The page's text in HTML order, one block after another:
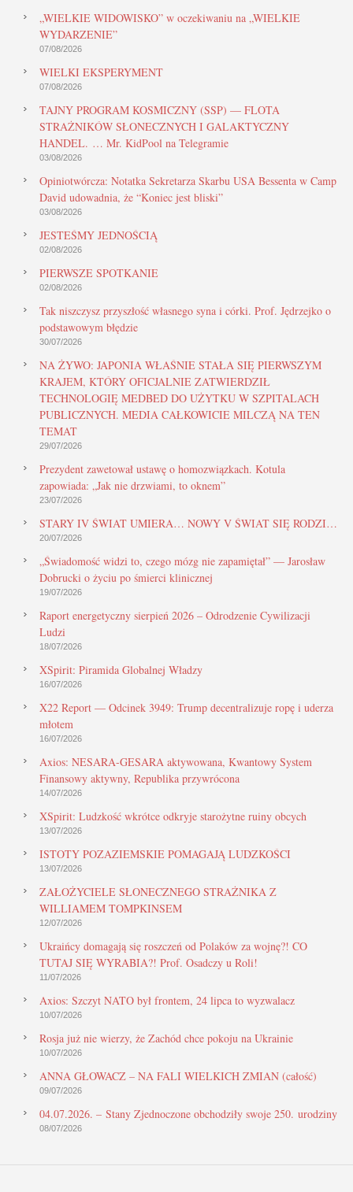
„WIELKIE WIDOWISKO” w oczekiwaniu na „WIELKIE
WYDARZENIE”
07/08/2026
WIELKI EKSPERYMENT
07/08/2026
TAJNY PROGRAM KOSMICZNY (SSP) — FLOTA
STRAŻNIKÓW SŁONECZNYCH I GALAKTYCZNY
HANDEL. … Mr. KidPool na Telegramie
03/08/2026
Opiniotwórcza: Notatka Sekretarza Skarbu USA Bessenta w Camp
David udowadnia, że “Koniec jest bliski”
03/08/2026
JESTEŚMY JEDNOŚCIĄ
02/08/2026
PIERWSZE SPOTKANIE
02/08/2026
Tak niszczysz przyszłość własnego syna i córki. Prof. Jędrzejko o
podstawowym błędzie
30/07/2026
NA ŻYWO: JAPONIA WŁAŚNIE STAŁA SIĘ PIERWSZYM
KRAJEM, KTÓRY OFICJALNIE ZATWIERDZIŁ
TECHNOLOGIĘ MEDBED DO UŻYTKU W SZPITALACH
PUBLICZNYCH. MEDIA CAŁKOWICIE MILCZĄ NA TEN
TEMAT
29/07/2026
Prezydent zawetował ustawę o homozwiązkach. Kotula
zapowiada: „Jak nie drzwiami, to oknem”
23/07/2026
STARY IV ŚWIAT UMIERA… NOWY V ŚWIAT SIĘ RODZI…
20/07/2026
„Świadomość widzi to, czego mózg nie zapamiętał” — Jarosław
Dobrucki o życiu po śmierci klinicznej
19/07/2026
Raport energetyczny sierpień 2026 – Odrodzenie Cywilizacji
Ludzi
18/07/2026
XSpirit: Piramida Globalnej Władzy
16/07/2026
X22 Report — Odcinek 3949: Trump decentralizuje ropę i uderza
młotem
16/07/2026
Axios: NESARA-GESARA aktywowana, Kwantowy System
Finansowy aktywny, Republika przywrócona
14/07/2026
XSpirit: Ludzkość wkrótce odkryje starożytne ruiny obcych
13/07/2026
ISTOTY POZAZIEMSKIE POMAGAJĄ LUDZKOŚCI
13/07/2026
ZAŁOŻYCIELE SŁONECZNEGO STRAŻNIKA Z
WILLIAMEM TOMPKINSEM
12/07/2026
Ukraińcy domagają się roszczeń od Polaków za wojnę?! CO
TUTAJ SIĘ WYRABIA?! Prof. Osadczy u Roli!
11/07/2026
Axios: Szczyt NATO był frontem, 24 lipca to wyzwalacz
10/07/2026
Rosja już nie wierzy, że Zachód chce pokoju na Ukrainie
10/07/2026
ANNA GŁOWACZ – NA FALI WIELKICH ZMIAN (całość)
09/07/2026
04.07.2026. – Stany Zjednoczone obchodziły swoje 250. urodziny
08/07/2026